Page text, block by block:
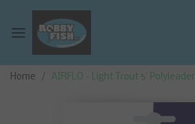
Home AIRFLO - Light Trout 5' Polyleader